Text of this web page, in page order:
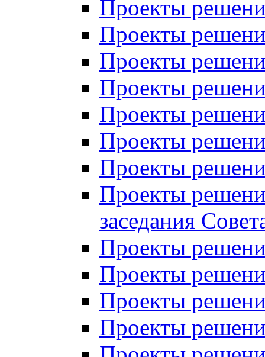
Проекты
Проекты
Проекты
Проекты
Проекты
Проекты
Проекты
Проекты
заседания
Проекты
Проекты
Проекты
Проекты